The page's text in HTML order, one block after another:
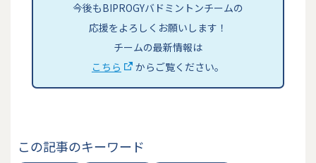
今後もBIPROGYバドミントンチームの
応援をよろしくお願いします！
チームの最新情報は
こちら
からご覧ください。
この記事のキーワード